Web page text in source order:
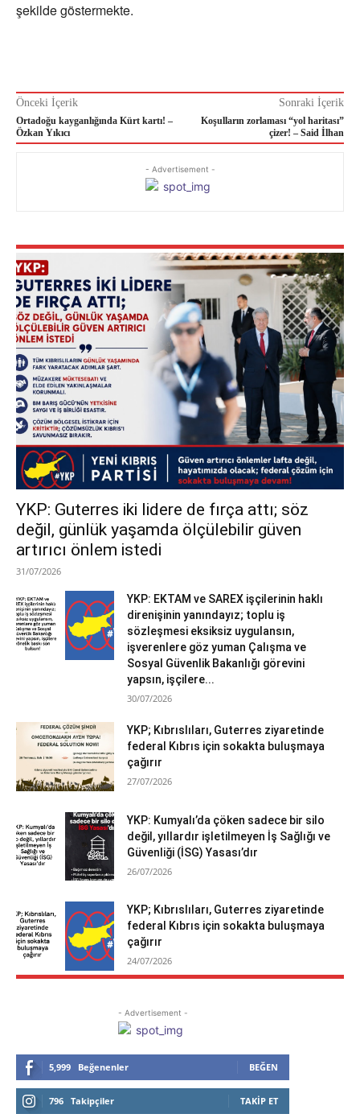
şekilde göstermekte.
Önceki İçerik
Ortadoğu kayganlığında Kürt kartı! –
Özkan Yıkıcı
Sonraki İçerik
Koşulların zorlaması “yol haritası”
çizer! – Said İlhan
- Advertisement -
YKP: Guterres iki lidere de fırça attı; söz
değil, günlük yaşamda ölçülebilir güven
artırıcı önlem istedi
31/07/2026
YKP: EKTAM ve SAREX işçilerinin haklı
direnişinin yanındayız; toplu iş
sözleşmesi eksiksiz uygulansın,
işverenlere göz yuman Çalışma ve
Sosyal Güvenlik Bakanlığı görevini
yapsın, işçilere...
30/07/2026
YKP; Kıbrıslıları, Guterres ziyaretinde
federal Kıbrıs için sokakta buluşmaya
çağırır
27/07/2026
YKP: Kumyalı’da çöken sadece bir silo
değil, yıllardır işletilmeyen İş Sağlığı ve
Güvenliği (İSG) Yasası’dır
26/07/2026
YKP; Kıbrıslıları, Guterres ziyaretinde
federal Kıbrıs için sokakta buluşmaya
çağırır
24/07/2026
- Advertisement -
5,999 Beğenenler BEĞEN
796 Takipçiler TAKIP ET